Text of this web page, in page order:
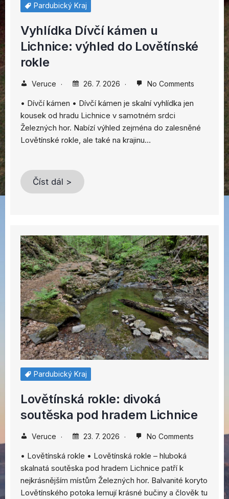
Pardubický Kraj
Vyhlídka Dívčí kámen u
Lichnice: výhled do Lovětínské
rokle
Veruce 26. 7. 2026 No Comments
• Dívčí kámen • Dívčí kámen je skalní vyhlídka jen
kousek od hradu Lichnice v samotném srdci
Železných hor. Nabízí výhled zejména do zalesněné
Lovětínské rokle, ale také na krajinu…
Číst dál >
Pardubický Kraj
Lovětínská rokle: divoká
soutěska pod hradem Lichnice
Veruce 23. 7. 2026 No Comments
• Lovětínská rokle • Lovětínská rokle – hluboká
skalnatá soutěska pod hradem Lichnice patří k
nejkrásnějším místům Železných hor. Balvanité koryto
Lovětínského potoka lemují krásné bučiny a člověk tu